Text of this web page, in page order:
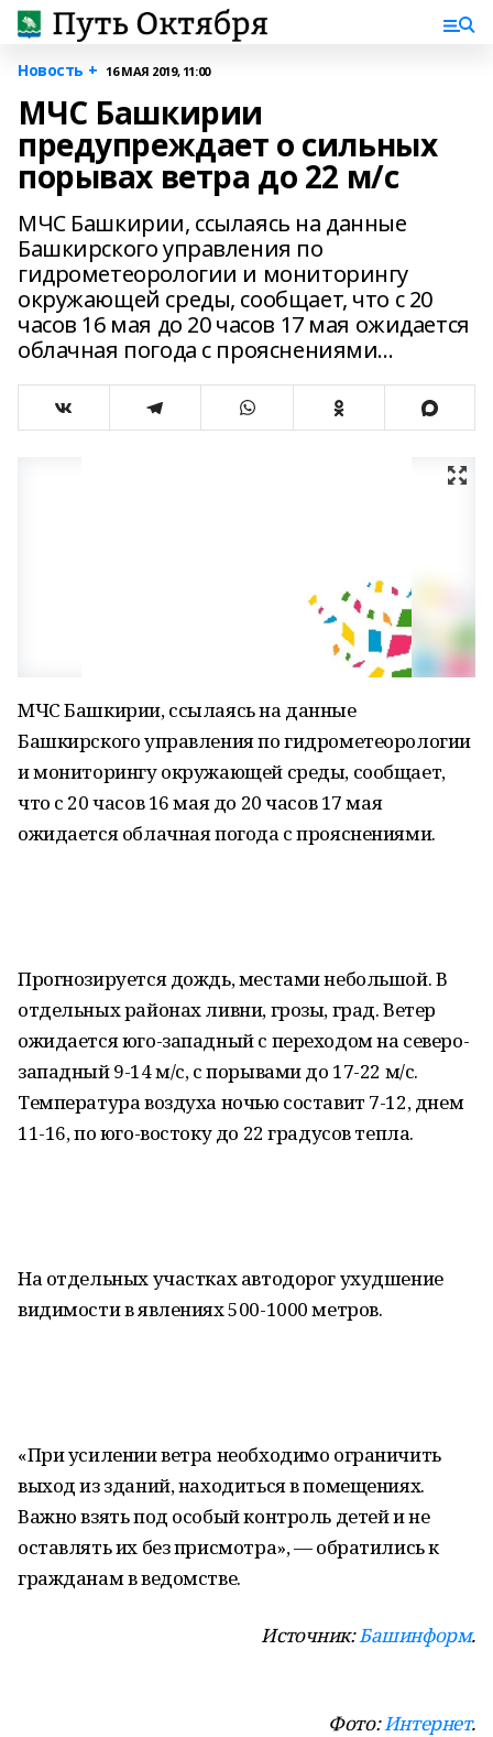
Новость + 16 МАЯ 2019, 11:00
МЧС Башкирии
предупреждает о сильных
порывах ветра до 22 м/с
МЧС Башкирии, ссылаясь на данные
Башкирского управления по
гидрометеорологии и мониторингу
окружающей среды, сообщает, что с 20
часов 16 мая до 20 часов 17 мая ожидается
облачная погода с прояснениями...
МЧС Башкирии, ссылаясь на данные
Башкирского управления по гидрометеорологии
и мониторингу окружающей среды, сообщает,
что с 20 часов 16 мая до 20 часов 17 мая
ожидается облачная погода с прояснениями.
Прогнозируется дождь, местами небольшой. В
отдельных районах ливни, грозы, град. Ветер
ожидается юго-западный с переходом на северо-
западный 9-14 м/с, с порывами до 17-22 м/с.
Температура воздуха ночью составит 7-12, днем
11-16, по юго-востоку до 22 градусов тепла.
На отдельных участках автодорог ухудшение
видимости в явлениях 500-1000 метров.
«При усилении ветра необходимо ограничить
выход из зданий, находиться в помещениях.
Важно взять под особый контроль детей и не
оставлять их без присмотра», — обратились к
гражданам в ведомстве.
Источник:Башинформ.
Фото:Интернет.